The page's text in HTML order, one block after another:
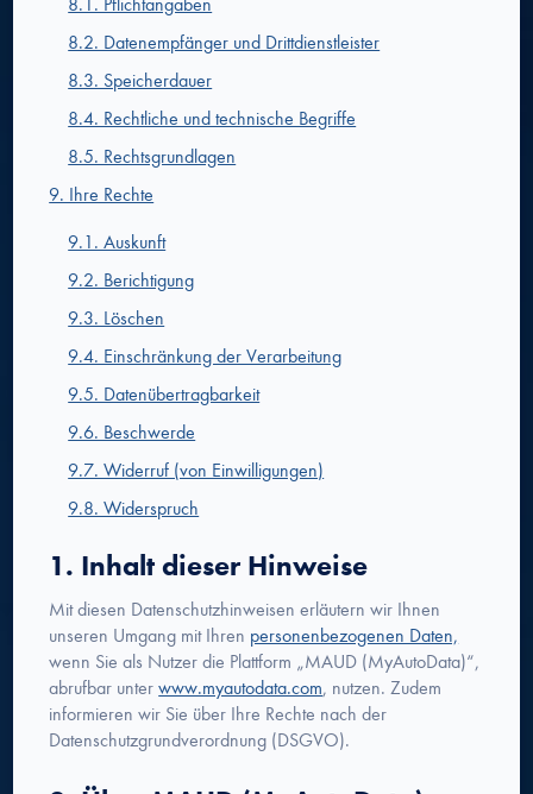
8.2. Datenempfänger und Drittdienstleister
8.3. Speicherdauer
8.4. Rechtliche und technische Begriffe
8.5. Rechtsgrundlagen
9. Ihre Rechte
9.1. Auskunft
9.2. Berichtigung
9.3. Löschen
9.4. Einschränkung der Verarbeitung
9.5. Datenübertragbarkeit
9.6. Beschwerde
9.7. Widerruf (von Einwilligungen)
9.8. Widerspruch
1. Inhalt dieser Hinweise
Mit diesen Datenschutzhinweisen erläutern wir Ihnen
unseren Umgang mit Ihren personenbezogenen Daten,
wenn Sie als Nutzer die Plattform „MAUD (MyAutoData)“,
abrufbar unterwww.myautodata.com, nutzen. Zudem
informieren wir Sie über Ihre Rechte nach der
Datenschutzgrundverordnung (DSGVO).